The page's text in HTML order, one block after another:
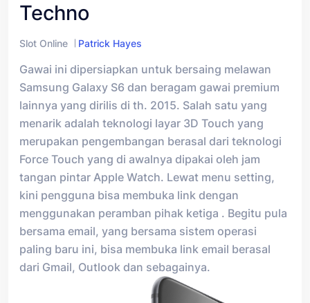
Techno
Slot Online Patrick Hayes
Gawai ini dipersiapkan untuk bersaing melawan
Samsung Galaxy S6 dan beragam gawai premium
lainnya yang dirilis di th. 2015. Salah satu yang
menarik adalah teknologi layar 3D Touch yang
merupakan pengembangan berasal dari teknologi
Force Touch yang di awalnya dipakai oleh jam
tangan pintar Apple Watch. Lewat menu setting,
kini pengguna bisa membuka link dengan
menggunakan peramban pihak ketiga . Begitu pula
bersama email, yang bersama sistem operasi
paling baru ini, bisa membuka link email berasal
dari Gmail, Outlook dan sebagainya.